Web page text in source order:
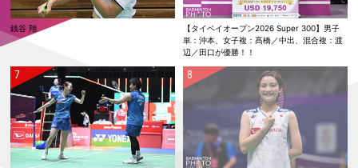
銭谷 翔
【タイペイオープン2026 Super 300】男子
単：沖本、女子複：髙橋／中出、混合複：渡
辺／田口が優勝！！